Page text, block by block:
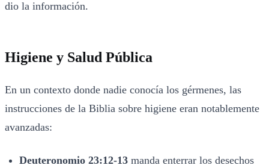
dio la información.
Higiene y Salud Pública
En un contexto donde nadie conocía los gérmenes, las
instrucciones de la Biblia sobre higiene eran notablemente
avanzadas:
Deuteronomio 23:12-13 manda enterrar los desechos